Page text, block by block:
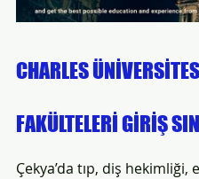
CHARLES
FAKÜLTELERİ GİRİŞ
Çekya’da tıp, diş hekimliği,